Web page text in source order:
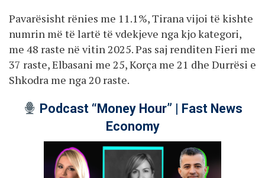
Pavarësisht rënies me 11.1%, Tirana vijoi të kishte
numrin më të lartë të vdekjeve nga kjo kategori,
me 48 raste në vitin 2025. Pas saj renditen Fieri me
37 raste, Elbasani me 25, Korça me 21 dhe Durrësi e
Shkodra me nga 20 raste.
Podcast “Money Hour” | Fast News
Economy